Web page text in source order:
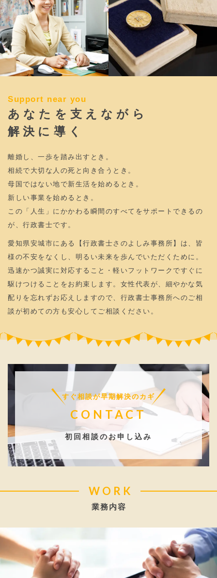
Support near you
あなたを支えながら
解決に導く
離婚し、一歩を踏み出すとき。
相続で大切な人の死と向き合うとき。
母国ではない地で新生活を始めるとき。
新しい事業を始めるとき。
この「人生」にかかわる瞬間のすべてをサポートできるの
が、行政書士です。
愛知県安城市にある【行政書士さのよしみ事務所】は、皆
様の不安をなくし、明るい未来を歩んでいただくために。
迅速かつ誠実に対応すること・軽いフットワークですぐに
駆けつけることをお約束します。女性代表が、細やかな気
配りを忘れずお応えしますので、行政書士事務所へのご相
談が初めての方も安心してご相談ください。
すぐ相談が早期解決のカギ
CONTACT
初回相談のお申し込み
WORK
業務内容